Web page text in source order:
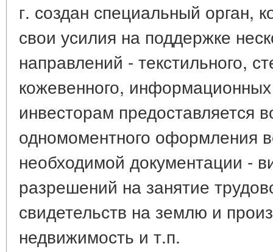
г. создан специальный орган,
свои усилия на поддержке
направлений - текстильного,
кожевенного,
инвесторам предоставляется
одномоментного оформления
необходимой документации -
разрешений на занятие
свидетельств на землю и
недвижимость и т.п.